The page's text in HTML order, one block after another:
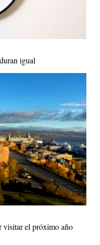
igual
visitar el próximo año